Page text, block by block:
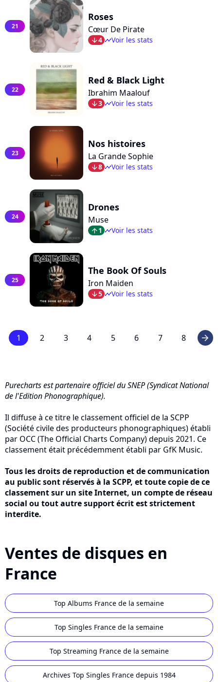
21
Roses
Cœur De Pirate
arrow_bot4 timelineVoir les stats
22
Red & Black Light
Ibrahim Maalouf
arrow_bot3 timelineVoir les stats
23
Nos histoires
La Grande Sophie
arrow_bot8 timelineVoir les stats
24
Drones
Muse
arrow_top1 timelineVoir les stats
25
The Book Of Souls
Iron Maiden
arrow_bot5 timelineVoir les stats
1 2 3 4 5 6 7 8 arrow_right
Purecharts est partenaire officiel du SNEP (Syndicat National
de l'Edition Phonographique).
Il diffuse à ce titre le classement officiel de la SCPP
(Société civile des producteurs phonographiques) établi
par OCC (The Official Charts Company) depuis 2021. Ce
classement était précédemment établi par GfK Music.
Tous les droits de reproduction et de communication
au public sont réservés à la SCPP, et toute copie de ce
classement sur un site Internet, un compte de réseau
social ou tout autre support écrit est strictement
interdite.
Ventes de disques en
France
Top Albums France de la semaine
Top Singles France de la semaine
Top Streaming France de la semaine
Archives Top Singles France depuis 1984